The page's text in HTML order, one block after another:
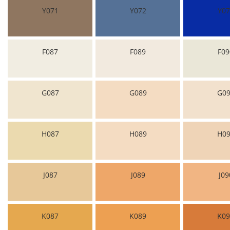
Y071 Y072
F087 F089
G087 G089
H087 H089
J087 J089
K087 K089